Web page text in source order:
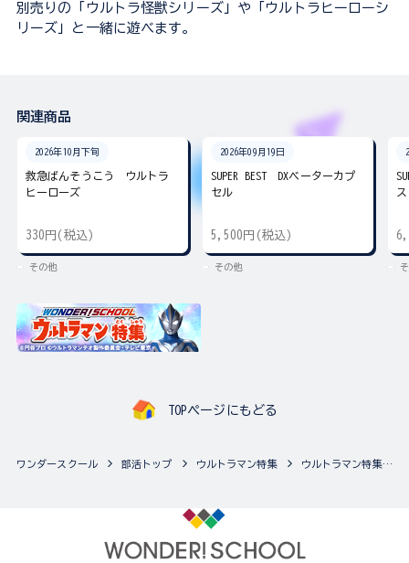
別売りの「ウルトラ怪獣シリーズ」や「ウルトラヒーローシ
リーズ」と一緒に遊べます。
関連商品
2026年10月下旬
救急ばんそうこう ウルトラ
ヒーローズ
330円(税込)
その他
2026年09月19日
SUPER BEST DXベーターカプ
セル
5,500円(税込)
その他
ス
TOPページにもどる
ワンダースクール 部活トップ ウルトラマン特集 ウルトラマン特集の最新商品一覧